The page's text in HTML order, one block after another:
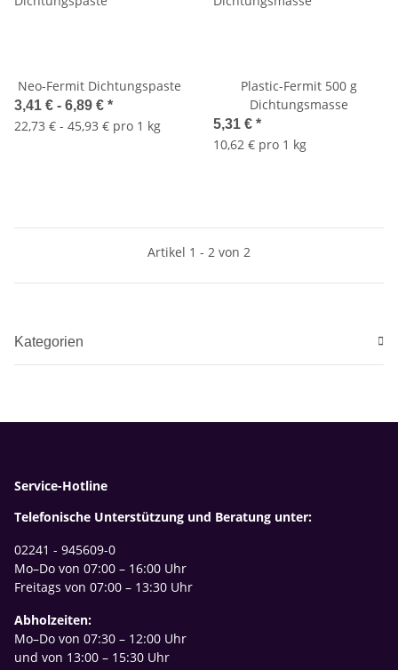
Neo-Fermit Dichtungspaste
3,41 € - 6,89 € *
22,73 € - 45,93 € pro 1 kg
Plastic-Fermit 500 g
Dichtungsmasse
5,31 € *
10,62 € pro 1 kg
Artikel 1 - 2 von 2
Kategorien
Service-Hotline
Telefonische Unterstützung und Beratung unter:
02241 - 945609-0
Mo–Do von 07:00 – 16:00 Uhr
Freitags von 07:00 – 13:30 Uhr
Abholzeiten:
Mo–Do von 07:30 – 12:00 Uhr
und von 13:00 – 15:30 Uhr